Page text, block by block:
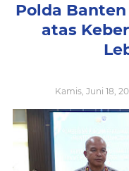
Polda
atas
Kamis, Juni 18,